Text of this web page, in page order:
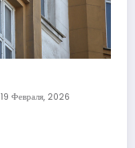
19 Февраля, 2026